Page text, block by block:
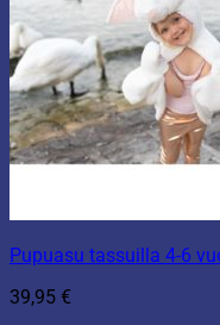
Pupuasu tassuilla 4-6
39,95 €